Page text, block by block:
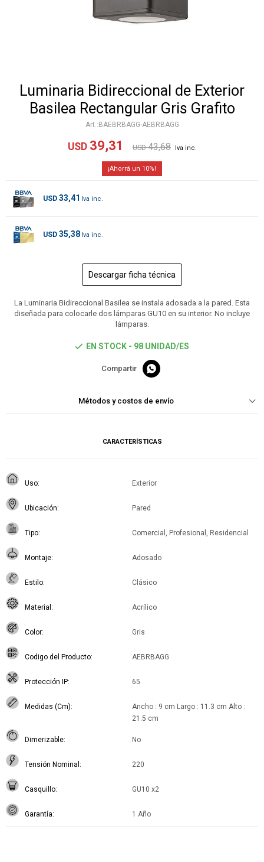
Luminaria Bidireccional de Exterior
Basilea Rectangular Gris Grafito
BAEBRBAGG-AEBRBAGG
USD 39,31 USD 43,68
10
USD 33,41
USD 35,38
Descargar ficha técnica
La Luminaria Bidireccional Basilea se instala adosada a la pared. Esta
diseñada para colocarle dos lámparas GU10 en su interior. No incluye
lámparas.
EN STOCK - 98 UNIDAD/ES

Métodos y costos de envío
CARACTERÍSTICAS
Uso Exterior
Ubicación Pared
Tipo Comercial, Profesional, Residencial
Montaje Adosado
Estilo Clásico
Material Acrílico
Color Gris
Codigo del Producto AEBRBAGG
Protección IP 65
Medidas (Cm)
Ancho : 9 cm Largo : 11.3 cm Alto :
21.5 cm
Dimerizable No
Tensión Nominal 220
Casquillo GU10 x2
Garantía 1 Año